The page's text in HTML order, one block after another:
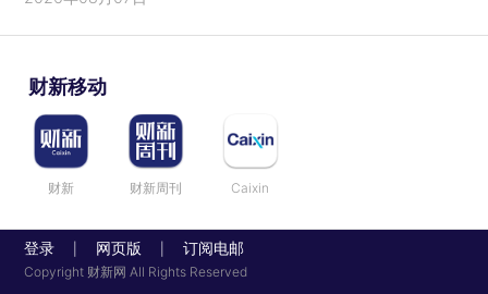
财新移动
财新 财新周刊 Caixin
登录 网页版 订阅电邮
Copyright 财新网 All Rights Reserved